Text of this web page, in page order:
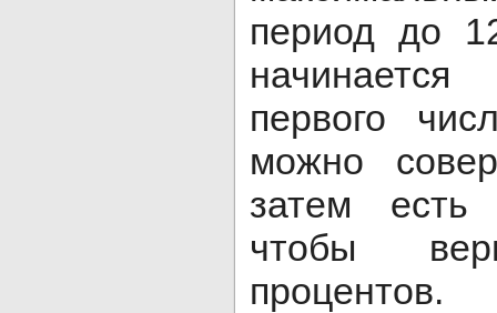
период до
первого
можно
затем
чтобы
процентов.